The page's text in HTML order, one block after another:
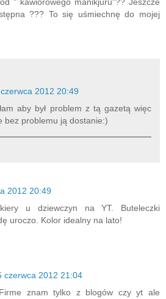
" kawiorowego manikjuru"?? Jeszcze
??? To się uśmiechnę do mojej
2012 20:49
aby był problem z tą gazetą więc
bez problemu ją dostanie:)
2012 20:49
u dziewczyn na YT. Buteleczki
uroczo. Kolor idealny na lato!
czerwca 2012 21:04
znam tylko z blogów czy yt ale